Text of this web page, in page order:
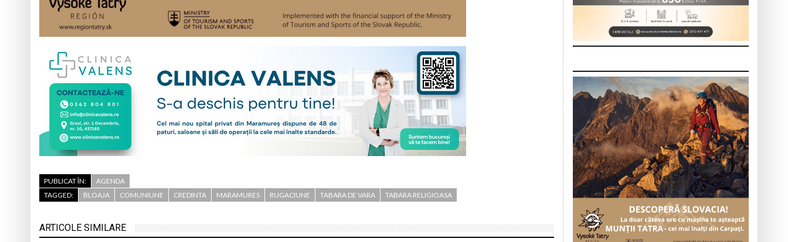
PUBLICAT ÎN:
AGENDA
TAGGED:
BLOAJA COMUNIUNE CREDINTA MARAMURES RUGACIUNE TABARA DE VARA TABARA RELIGIOASA
ARTICOLE SIMILARE